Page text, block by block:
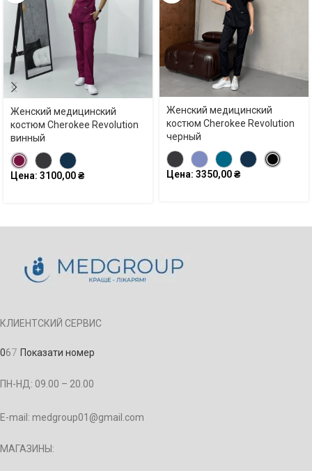
Женский медицинский
костюм Cherokee Revolution
винный
Цена: 3100,00₴
Женский медицинский
костюм Cherokee Revolution
черный
Цена: 3350,00₴
КЛИЕНТСКИЙ СЕРВИС
067 Показати номер
ПН-НД: 09.00 – 20.00
E-mail: medgroup01@gmail.com
МАГАЗИНЫ: